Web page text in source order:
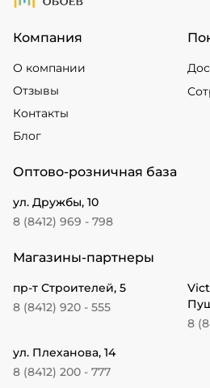
Компания
О компании
Отзывы
Контакты
Блог
Оптово-розничная база
ул. Дружбы, 10
8 (8412) 969 - 798
Магазины-партнеры
пр-т Строителей, 5
8 (8412) 920 - 555
8
ул. Плеханова, 14
8 (8412) 200 - 777